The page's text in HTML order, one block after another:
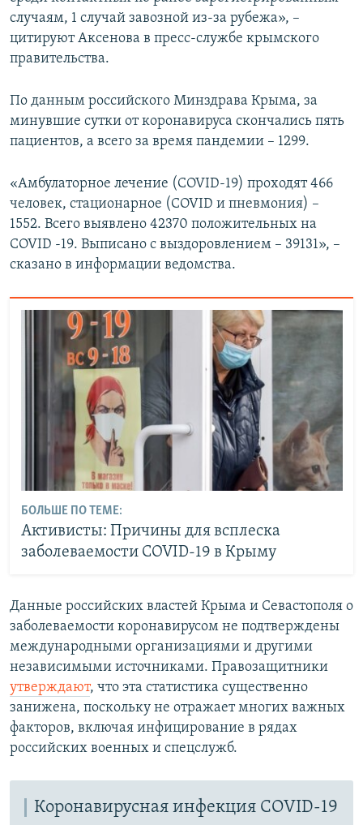
случаям, 1 случай завозной из-за рубежа», –
цитируют Аксенова в пресс-службе крымского
правительства.
По данным российского Минздрава Крыма, за
минувшие сутки от коронавируса скончались пять
пациентов, а всего за время пандемии – 1299.
«Амбулаторное лечение (COVID-19) проходят 466
человек, стационарное (COVID и пневмония) –
1552. Всего выявлено 42370 положительных на
COVID -19. Выписано с выздоровлением – 39131», –
сказано в информации ведомства.
БОЛЬШЕ ПО ТЕМЕ:
Активисты: Причины для всплеска
заболеваемости COVID-19 в Крыму
Данные российских властей Крыма и Севастополя о
заболеваемости коронавирусом не подтверждены
международными организациями и другими
независимыми источниками. Правозащитники
утверждают, что эта статистика существенно
занижена, поскольку не отражает многих важных
факторов, включая инфицирование в рядах
российских военных и спецслужб.
Коронавирусная инфекция COVID-19